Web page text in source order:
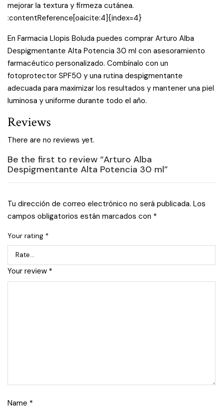
mejorar la textura y firmeza cutánea.
:contentReference[oaicite:4]{index=4}
En Farmacia Llopis Boluda puedes comprar Arturo Alba
Despigmentante Alta Potencia 30 ml con asesoramiento
farmacéutico personalizado. Combínalo con un
fotoprotector SPF50 y una rutina despigmentante
adecuada para maximizar los resultados y mantener una piel
luminosa y uniforme durante todo el año.
Reviews
There are no reviews yet.
Be the first to review “Arturo Alba
Despigmentante Alta Potencia 30 ml”
Tu dirección de correo electrónico no será publicada. Los
campos obligatorios están marcados con *
Your rating *
Your review *
Name *